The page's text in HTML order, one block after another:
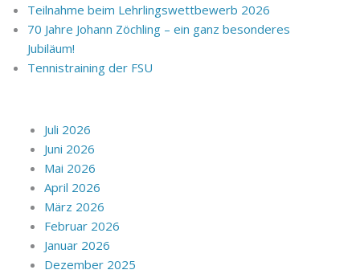
Teilnahme beim Lehrlingswettbewerb 2026
70 Jahre Johann Zöchling – ein ganz besonderes
Jubiläum!
Tennistraining der FSU
Juli 2026
Juni 2026
Mai 2026
April 2026
März 2026
Februar 2026
Januar 2026
Dezember 2025